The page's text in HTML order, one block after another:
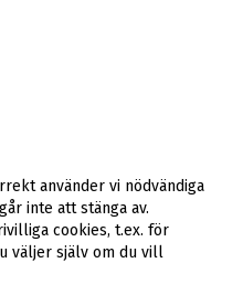
använder vi nödvändiga
inte att stänga av.
cookies, t.ex. för
väljer själv om du vill